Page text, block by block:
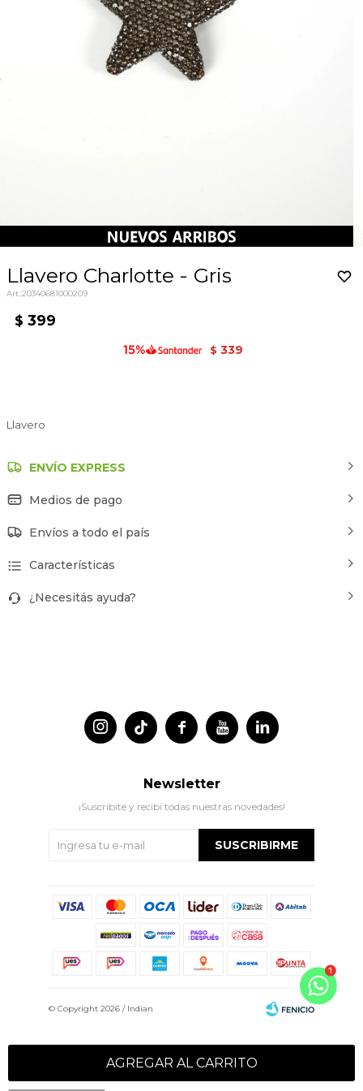
Llavero Charlotte - Gris
20340681000209
$ 399
$ 339
Llavero
AGREGAR AL CARRITO
ENVÍO EXPRESS
Medios de pago
Envíos a todo el país
Características
¿Necesitás ayuda?
 
 
Newsletter
¡Suscribite y recibí todas nuestras novedades!
SUSCRIBIRME
© Copyright 2026 / Indian